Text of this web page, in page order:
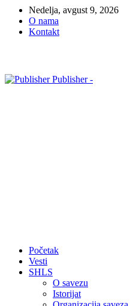
Nedelja, avgust 9, 2026
O nama
Kontakt
Publisher -
Početak
Vesti
SHLS
O savezu
Istorijat